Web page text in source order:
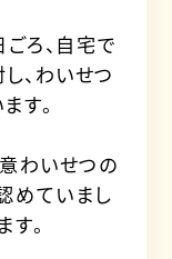
ろ、自宅で
、わいせつ
す。
わいせつの
めていまし
。